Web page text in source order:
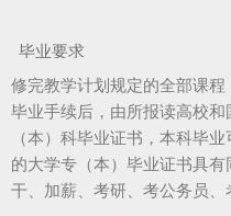
毕业要求
修完教学计划规定的全部课
毕业手续后，由所报读高校
（本）科毕业证书，本科毕
的大学专（本）毕业证书具
干、加薪、考研、考公务员、